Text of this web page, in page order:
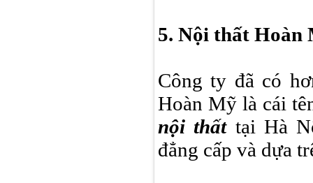
5. Nội thất Hoàn
Công ty đã có
Hoàn Mỹ là cái
nội thấttại Hà
đẳng cấp và dựa